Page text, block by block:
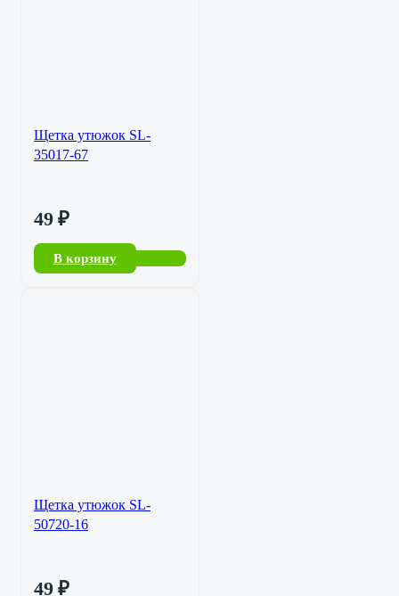
Щетка утюжок SL-
35017-67
49 ₽
В корзину
Щетка утюжок SL-
50720-16
49 ₽